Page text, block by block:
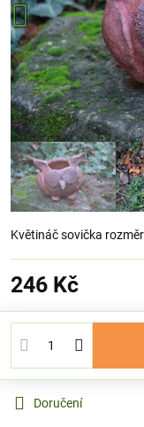
Květináč sovička
246 Kč
Doručení